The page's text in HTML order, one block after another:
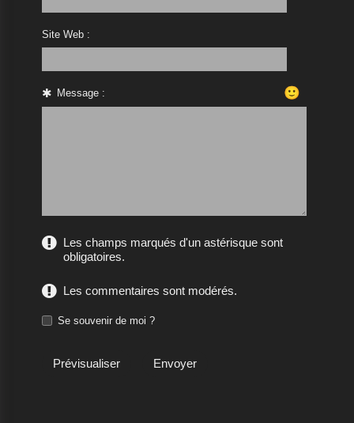
Site Web :
Message : 🙂
Les champs marqués d'un astérisque sont
obligatoires.
Les commentaires sont modérés.
Se souvenir de moi ?